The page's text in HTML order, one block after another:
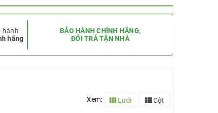
hành
hãng
BẢO HÀNH CHÍNH HÃNG,
ĐỔI TRẢ TẬN NHÀ
Xem: Lưới Cột